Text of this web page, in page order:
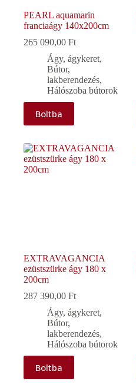
PEARL aquamarin
franciaágy 140x200cm
265 090,00 Ft
Ágy, ágykeret,
Bútor,
lakberendezés,
Hálószoba bútorok
Boltba
EXTRAVAGANCIA
ezüstszürke ágy 180 x
200cm
287 390,00 Ft
Ágy, ágykeret,
Bútor,
lakberendezés,
Hálószoba bútorok
Boltba